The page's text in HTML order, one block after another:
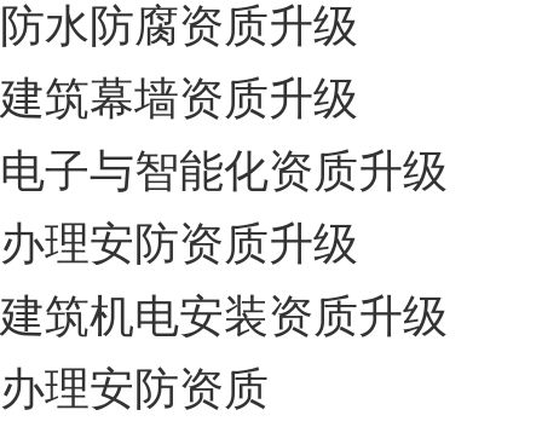
防水防腐资质升级
建筑幕墙资质升级
电子与智能化资质升级
办理安防资质升级
建筑机电安装资质升级
办理安防资质